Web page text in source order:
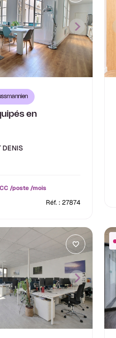
en
DENIS
/poste /mois
Réf. : 27874